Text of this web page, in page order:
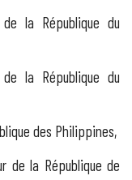
de la République du
de la République du
des Philippines,
de la République de